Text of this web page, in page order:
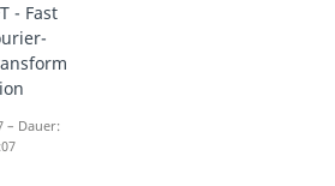
- Fast
– Dauer: